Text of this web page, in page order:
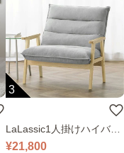
3
LaLassic1人掛けハイバッ
クソファ ワイド
¥21,800